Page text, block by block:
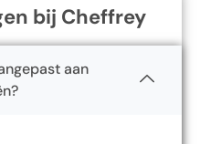
bij Cheffrey
aan